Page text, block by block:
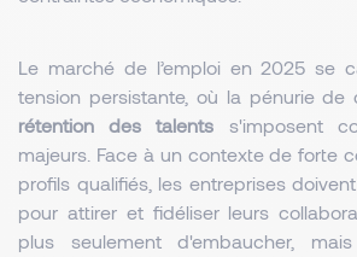
Le marché de l’emploi en 2025 se
tension persistante, où la pénurie de
rétention des talents s'imposent
majeurs. Face à un contexte de forte
profils qualifiés, les entreprises
pour attirer et fidéliser leurs
plus seulement d'embaucher,